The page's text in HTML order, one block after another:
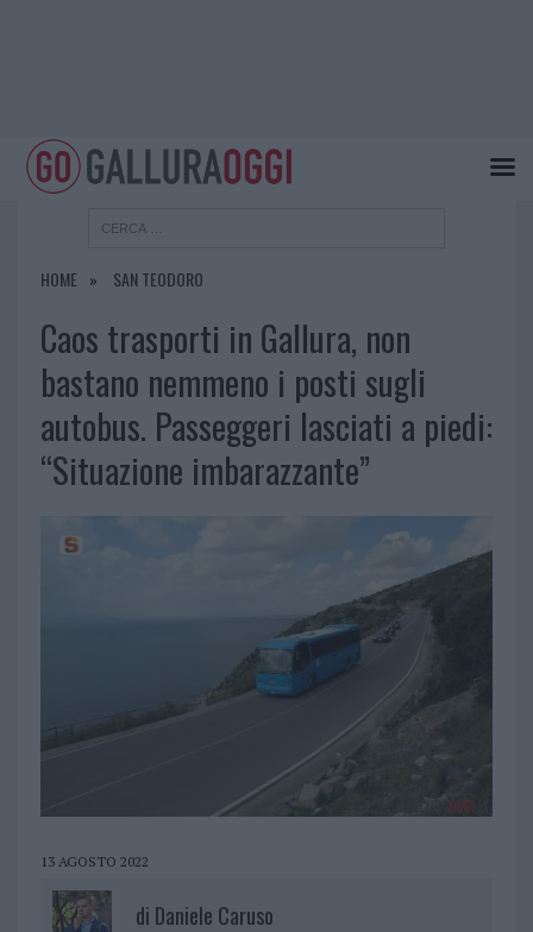
HOME SAN TEODORO
Caos trasporti in Gallura, non
bastano nemmeno i posti sugli
autobus. Passeggeri lasciati a piedi:
“Situazione imbarazzante”
13 AGOSTO 2022
di Daniele Caruso